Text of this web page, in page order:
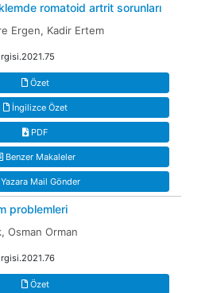
romatoid artrit sorunları
Ergen, Kadir Ertem
Özet
İngilizce Özet
PDF
Benzer Makaleler
Yazara Mail Gönder
problemleri
Osman Orman
Özet